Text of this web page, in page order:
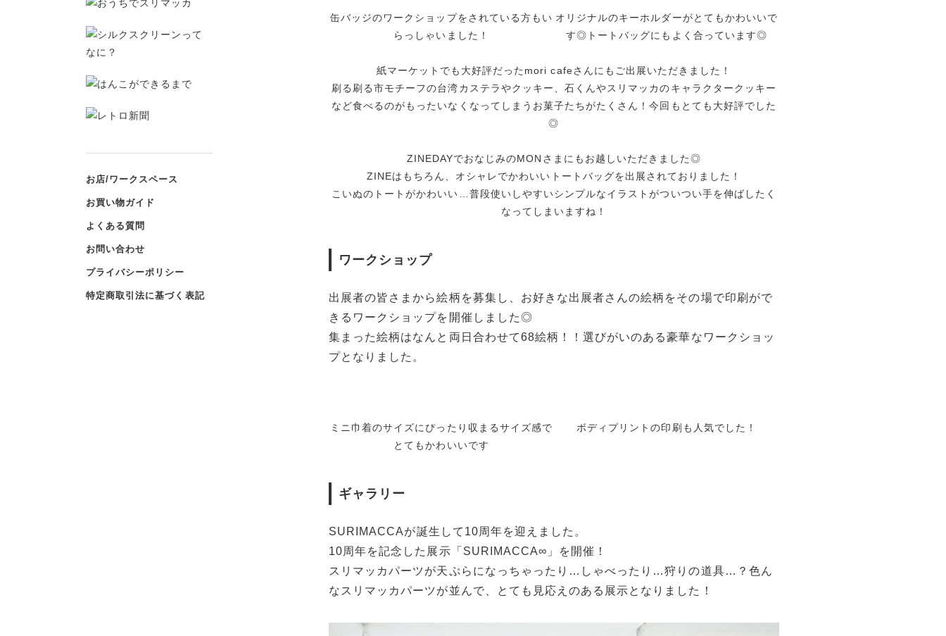
缶バッジのワークショップをされている方もい
らっしゃいました！
オリジナルのキーホルダーがとてもかわいいで
す◎トートバッグにもよく合っています◎
紙マーケットでも大好評だったmori cafeさんにもご出展いただきました！
刷る刷る市モチーフの台湾カステラやクッキー、石くんやスリマッカのキャラクタークッキー
など食べるのがもったいなくなってしまうお菓子たちがたくさん！今回もとても大好評でした
◎
ZINEDAYでおなじみのMONさまにもお越しいただきました◎
ZINEはもちろん、オシャレでかわいいトートバッグを出展されておりました！
こいぬのトートがかわいい…普段使いしやすいシンプルなイラストがついつい手を伸ばしたく
なってしまいますね！
ワークショップ
出展者の皆さまから絵柄を募集し、お好きな出展者さんの絵柄をその場で印刷がで
きるワークショップを開催しました◎
集まった絵柄はなんと両日合わせて68絵柄！！選びがいのある豪華なワークショッ
プとなりました。
ミニ巾着のサイズにぴったり収まるサイズ感で
とてもかわいいです
ボディプリントの印刷も人気でした！
ギャラリー
SURIMACCAが誕生して10周年を迎えました。
10周年を記念した展示「SURIMACCA∞」を開催！
スリマッカパーツが天ぷらになっちゃったり…しゃべったり…狩りの道具…？色ん
なスリマッカパーツが並んで、とても見応えのある展示となりました！
お店/ワークスペース
お買い物ガイド
よくある質問
お問い合わせ
プライバシーポリシー
特定商取引法に基づく表記